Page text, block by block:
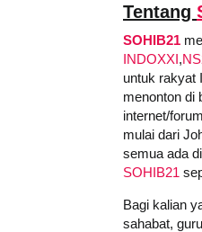
Tentang
SOHIB21
INDOXXI,
untuk rakyat
menonton di
internet/
mulai dari
semua ada
SOHIB21
Bagi kalian
sahabat,